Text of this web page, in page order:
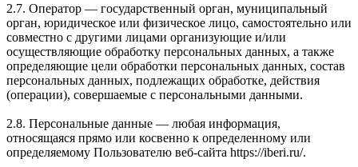
2.7. Оператор — государственный орган, муниципальный
орган, юридическое или физическое лицо, самостоятельно или
совместно с другими лицами организующие и/или
осуществляющие обработку персональных данных, а также
определяющие цели обработки персональных данных, состав
персональных данных, подлежащих обработке, действия
(операции), совершаемые с персональными данными.
2.8. Персональные данные — любая информация,
относящаяся прямо или косвенно к определенному или
определяемому Пользователю веб-сайта https://iberi.ru/.